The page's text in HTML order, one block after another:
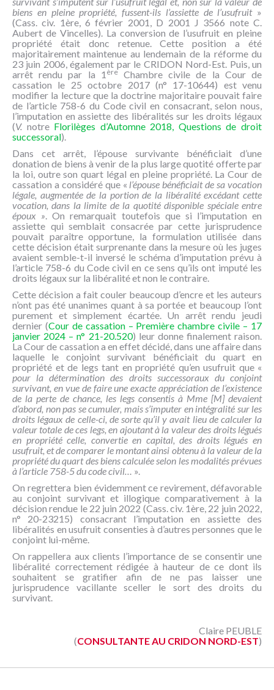
biens en pleine propriété, fussent-ils l’assiette de l’usufruit»
(Cass. civ. 1ère, 6 février 2001, D 2001 J 3566 note C.
Aubert de Vincelles). La conversion de l’usufruit en pleine
propriété était donc retenue. Cette position a été
majoritairement maintenue au lendemain de la réforme du
23 juin 2006, également par le CRIDON Nord-Est. Puis, un
arrêt rendu par la 1 èreChambre civile de la Cour de
cassation le 25 octobre 2017 (n° 17-10644) est venu
modifier la lecture que la doctrine majoritaire pouvait faire
de l’article 758-6 du Code civil en consacrant, selon nous,
l’imputation en assiette des libéralités sur les droits légaux
(V. notreFlorilèges d’Automne 2018, Questions de droit
successoral).
Dans cet arrêt, l’épouse survivante bénéficiait d’une
donation de biens à venir de la plus large quotité offerte par
la loi, outre son quart légal en pleine propriété. La Cour de
cassation a considéré que « l’épouse bénéficiait de sa vocation
légale, augmentée de la portion de la libéralité excédant cette
vocation, dans la limite de la quotité disponible spéciale entre
époux ». On remarquait toutefois que si l’imputation en
assiette qui semblait consacrée par cette jurisprudence
pouvait paraître opportune, la formulation utilisée dans
cette décision était surprenante dans la mesure où les juges
avaient semble-t-il inversé le schéma d’imputation prévu à
l’article 758-6 du Code civil en ce sens qu’ils ont imputé les
droits légaux sur la libéralité et non le contraire.
Cette décision a fait couler beaucoup d’encre et les auteurs
n’ont pas été unanimes quant à sa portée et beaucoup l’ont
purement et simplement écartée. Un arrêt rendu jeudi
dernier (Cour de cassation – Première chambre civile – 17
janvier 2024 – n° 21-20.520) leur donne finalement raison.
La Cour de cassation a en effet décidé, dans une affaire dans
laquelle le conjoint survivant bénéficiait du quart en
propriété et de legs tant en propriété qu’en usufruit que «
pour la détermination des droits successoraux du conjoint
survivant, en vue de faire une exacte appréciation de l’existence
de la perte de chance, les legs consentis à Mme [M] devaient
d’abord, non pas se cumuler, mais s’imputer en intégralité sur les
droits légaux de celle-ci, de sorte qu’il y avait lieu de calculer la
valeur totale de ces legs, en ajoutant à la valeur des droits légués
en propriété celle, convertie en capital, des droits légués en
usufruit, et de comparer le montant ainsi obtenu à la valeur de la
propriété du quart des biens calculée selon les modalités prévues
à l’article 758-5 du code civil… ».
On regrettera bien évidemment ce revirement, défavorable
au conjoint survivant et illogique comparativement à la
décision rendue le 22 juin 2022 (Cass. civ. 1ère, 22 juin 2022,
n° 20-23215) consacrant l’imputation en assiette des
libéralités en usufruit consenties à d’autres personnes que le
conjoint lui-même.
On rappellera aux clients l’importance de se consentir une
libéralité correctement rédigée à hauteur de ce dont ils
souhaitent se gratifier afin de ne pas laisser une
jurisprudence vacillante sceller le sort des droits du
survivant.
Claire PEUBLE
(CONSULTANTE AU CRIDON NORD-EST)